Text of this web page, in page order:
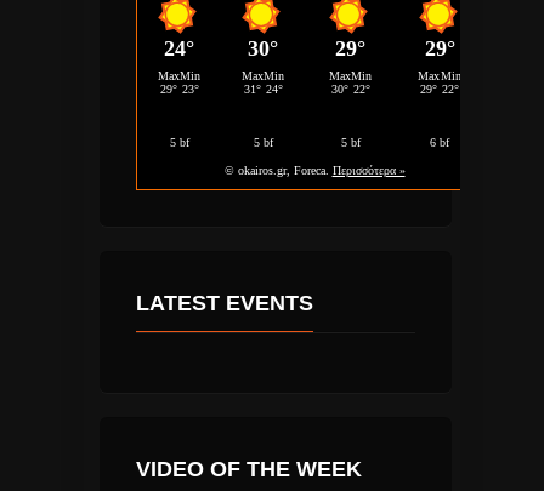
LATEST EVENTS
VIDEO OF THE WEEK